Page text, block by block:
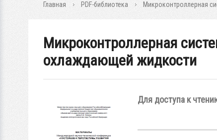
Главная PDF-библиотека Микроконтроллерная
Микроконтроллерная
охлаждающей жидкости
Для доступа к